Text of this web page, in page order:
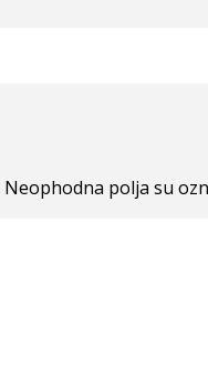
Neophodna polja su